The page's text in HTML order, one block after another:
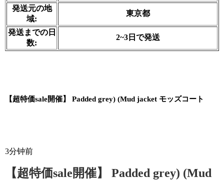
発送元の地
域:
東京都
発送までの日
数:
2~3日で発送
【超特価sale開催】 Padded grey) (Mud jacket モッズコート
3分钟前
【超特価sale開催】 Padded grey) (Mud